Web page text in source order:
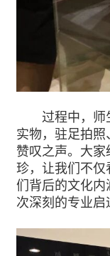
过程中，师生
实物，驻足拍
赞叹之声。大
珍，让我们不
们背后的文化
次深刻的专业启